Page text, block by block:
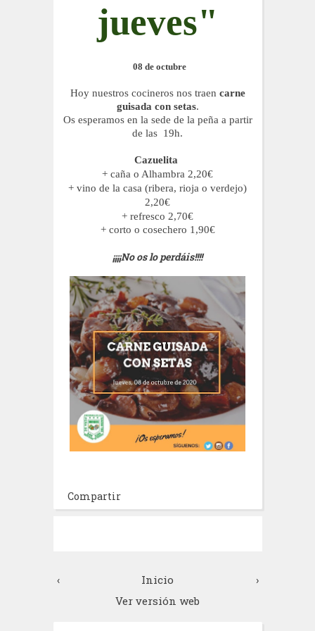
jueves"
08 de octubre
Hoy nuestros cocineros nos traen carne
guisada con setas.
Os esperamos en la sede de la peña a partir
de las 19h.
Cazuelita
+ caña o Alhambra 2,20€
+ vino de la casa (ribera, rioja o verdejo)
2,20€
+ refresco 2,70€
+ corto o cosechero 1,90€
¡¡¡¡No os lo perdáis!!!!
Compartir
‹ ›
Inicio
Ver versión web